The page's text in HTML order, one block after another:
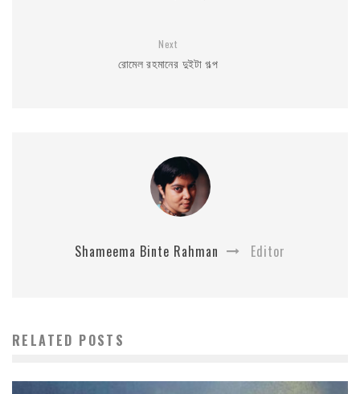
Next
রোমেল রহমানের দুইটা গল্প
Shameema Binte Rahman Editor
RELATED POSTS